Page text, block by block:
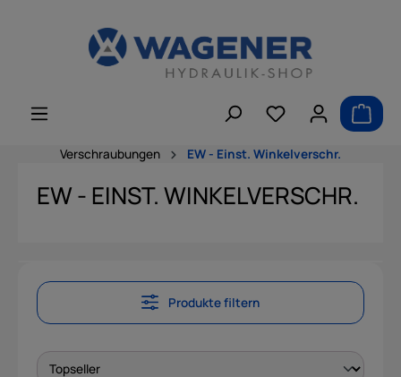
Verschraubungen EW - Einst. Winkelverschr.
EW - EINST. WINKELVERSCHR.
Produkte filtern